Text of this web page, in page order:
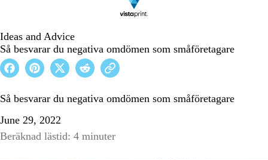
Ideas and Advice
Så besvarar du negativa omdömen som småföretagare
Så besvarar du negativa omdömen som småföretagare
June 29, 2022
Beräknad lästid: 4 minuter